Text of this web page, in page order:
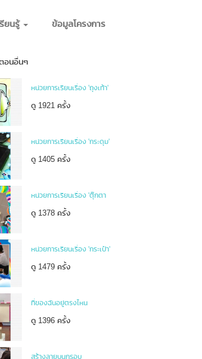
ยนรู้ ข้อมูลโครงการ
อนอื่นๆ
หน่วยการเรียนเรื่อง 'ถุงเท้า'
ดู 1921 ครั้ง
หน่วยการเรียนเรื่อง 'กระดุม'
ดู 1405 ครั้ง
หน่วยการเรียนเรื่อง 'ตุ๊กตา
ดู 1378 ครั้ง
หน่วยการเรียนเรื่อง 'กระเป๋า'
ดู 1479 ครั้ง
ที่ของฉันอยู่ตรงไหน
ดู 1396 ครั้ง
สร้างลายบนกรอบ